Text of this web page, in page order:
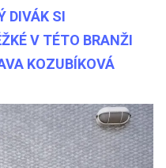
DIVÁK SI
V TÉTO BRANŽI
KOZUBÍKOVÁ